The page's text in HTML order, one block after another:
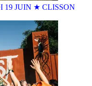
19 JUIN ★ CLISSON